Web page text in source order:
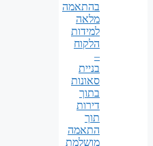
בהתאמה
מלאה
למידות
הלקוח
–
בניית
סאונות
בתוך
דירות
תוך
התאמה
מושלמת